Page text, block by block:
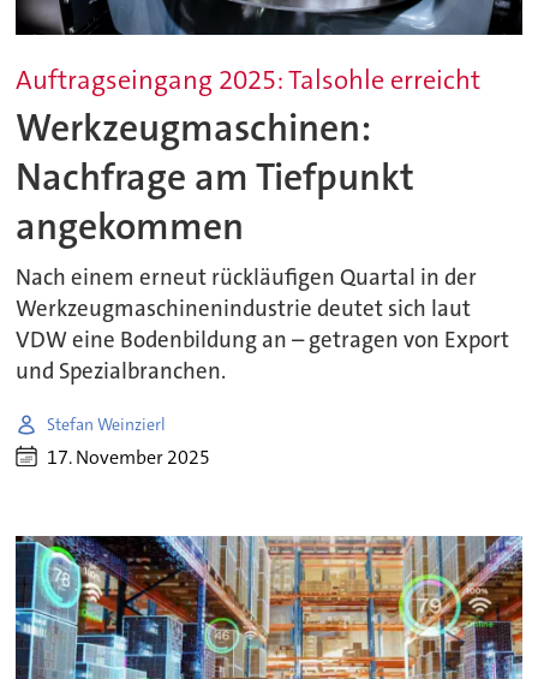
Auftragseingang 2025: Talsohle erreicht
Werkzeugmaschinen:
Nachfrage am Tiefpunkt
angekommen
Nach einem erneut rückläufigen Quartal in der
Werkzeugmaschinenindustrie deutet sich laut
VDW eine Bodenbildung an – getragen von Export
und Spezialbranchen.
Stefan Weinzierl
17. November 2025